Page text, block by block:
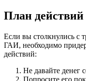
План действий
Если вы столкнулись с
ГАИ, необходимо
действий:
Не давайте денег
Попросите его